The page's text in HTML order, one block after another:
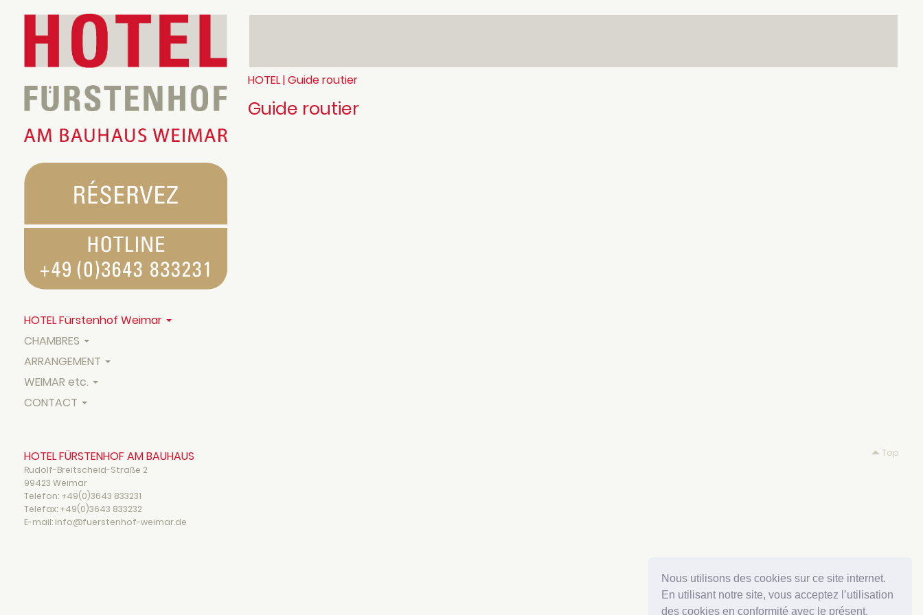
Nous utilisons des cookies sur ce site internet.
En utilisant notre site, vous acceptez l’utilisation
des cookies en conformité avec le présent.
HOTEL Fürstenhof Weimar
CHAMBRES
ARRANGEMENT
WEIMAR etc.
CONTACT
HOTEL FÜRSTENHOF AM BAUHAUS
Rudolf-Breitscheid-Straße 2
99423 Weimar
Telefon: +49(0)3643 833231
Telefax: +49(0)3643 833232
E-mail: info@fuerstenhof-weimar.de
HOTEL | Guide routier
Guide routier
Top